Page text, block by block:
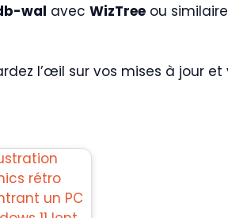
wal avec WizTree ou
l’œil sur vos mises à jour et